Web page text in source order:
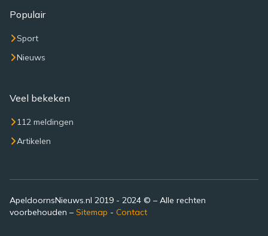
Populair
Sport
Nieuws
Veel bekeken
112 meldingen
Artikelen
ApeldoornsNieuws.nl 2019 - 2024 © – Alle rechten
voorbehouden – Sitemap - Contact